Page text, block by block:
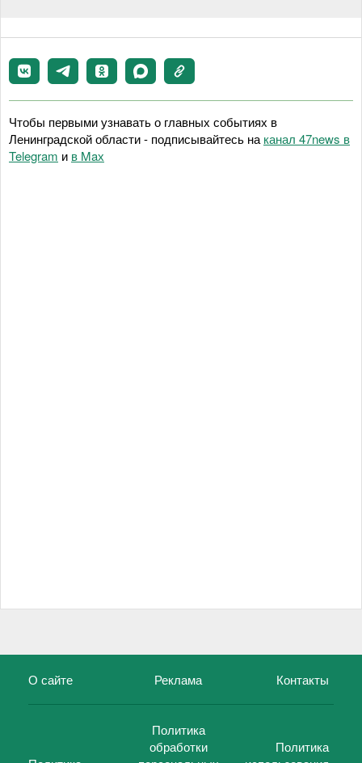
Чтобы первыми узнавать о главных событиях в
Ленинградской области - подписывайтесь на канал 47news в
Telegram и в Maх
О сайте Реклама Контакты
Политика
обработки
Политика